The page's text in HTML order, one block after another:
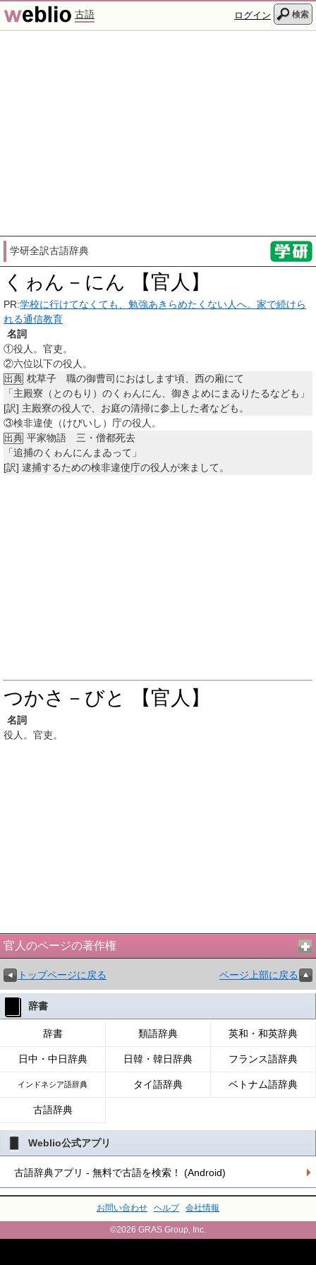
古語 ログイン 検索
学研全訳古語辞典
くゎん－にん 【官人】
PR:学校に行けてなくても、勉強あきらめたくない人へ。家で続けら
れる通信教育
名詞
①役人。官吏。
②六位以下の役人。
出典 枕草子 職の御曹司におはします頃、西の廂にて
「主殿寮（とのもり）のくゎんにん、御きよめにまゐりたるなども」
[訳] 主殿寮の役人で、お庭の清掃に参上した者なども。
③検非違使（けびいし）庁の役人。
出典 平家物語 三・僧都死去
「追捕のくゎんにんまゐって」
[訳] 逮捕するための検非違使庁の役人が来まして。
つかさ－びと 【官人】
名詞
役人。官吏。
官人のページの著作権
トップページに戻る ページ上部に戻る
辞書
辞書 類語辞典 英和・和英辞典
日中・中日辞典 日韓・韓日辞典 フランス語辞典
インドネシア語辞典 タイ語辞典 ベトナム語辞典
古語辞典
Weblio公式アプリ
古語辞典アプリ - 無料で古語を検索！ (Android)
お問い合わせ ヘルプ 会社情報
©2026 GRAS Group, Inc.